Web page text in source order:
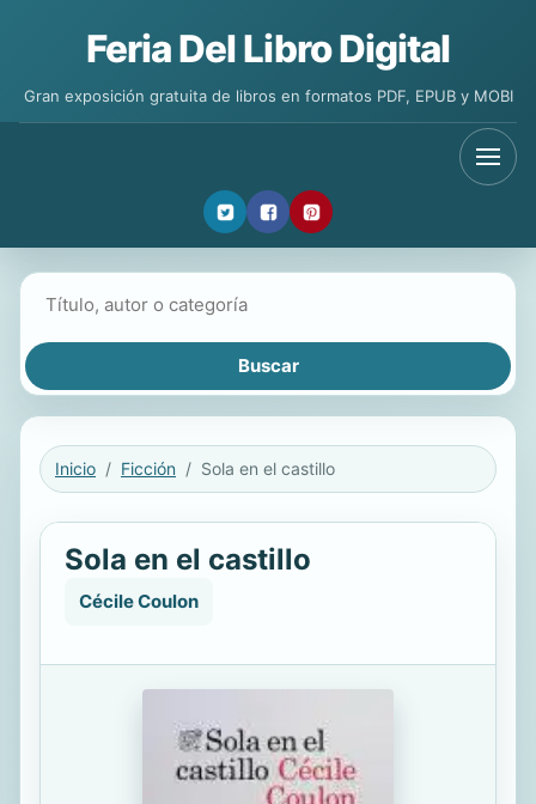
Feria Del Libro Digital
Gran exposición gratuita de libros en formatos PDF, EPUB y MOBI
Inicio Ficción Sola en el castillo
Sola en el castillo
Cécile Coulon